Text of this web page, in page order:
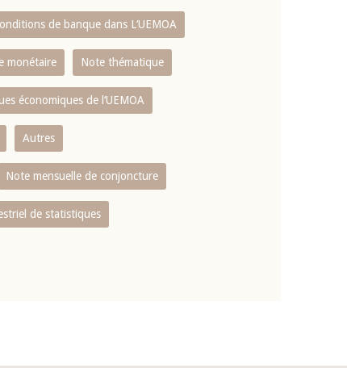
de banque dans L‘UEMOA
monétaire Note thématique
économiques de l‘UEMOA
Autres
Note mensuelle de conjoncture
de statistiques